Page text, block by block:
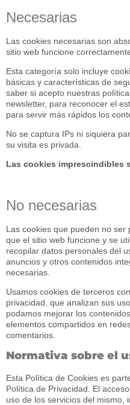
Necesarias
Las cookies necesarias son
sitio web funcione
Esta categoría solo incluye
básicas y características de
saber si acepto nuestras
newsletter, para reconocer el
para servir más rápidos los
No se captura IPs ni siquiera
su visita es privada.
Las cookies imprescindibles
No necesarias
Las cookies que pueden no
que el sitio web funcione y se
recopilar datos personales del
anuncios y otros contenidos
necesarias.
Usamos cookies de terceros
privacidad, que analizan sus
podamos mejorar los
elementos compartidos en
comentarios.
Normativa sobre el
Esta Política de Cookies es
Política de Privacidad. El
uso de los servicios del mismo,